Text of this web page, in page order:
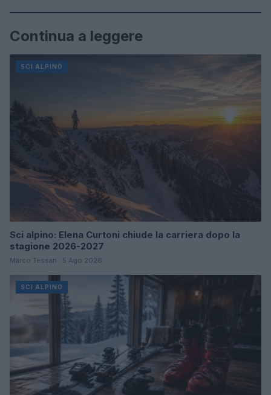
Continua a leggere
SCI ALPINO
Sci alpino: Elena Curtoni chiude la carriera dopo la
stagione 2026-2027
Marco Tessari · 5 Ago 2026
SCI ALPINO